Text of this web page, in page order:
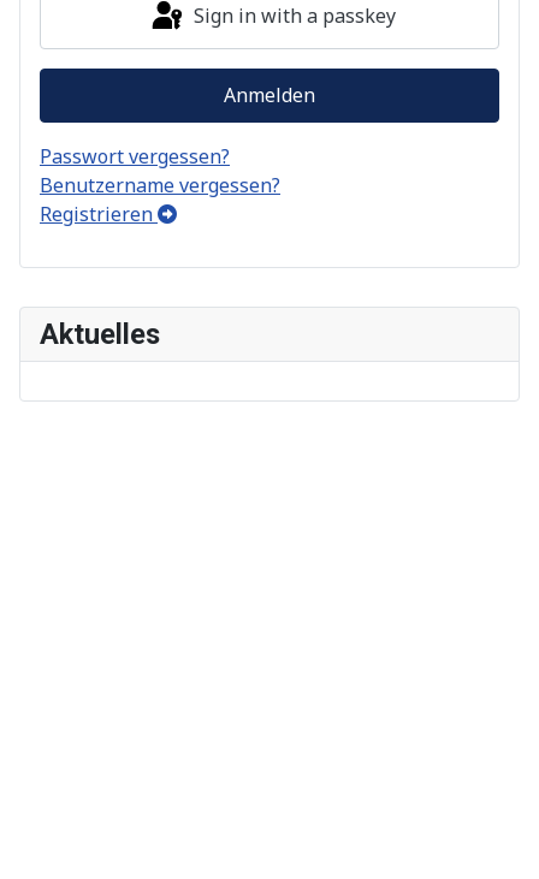
Aktuelles
Sign in with a passkey
Anmelden
Passwort vergessen?
Benutzername vergessen?
Registrieren